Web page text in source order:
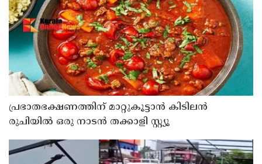
പ്രഭാതഭക്ഷണത്തിന് മാറ്റുകൂട്ടാൻ കിടിലൻ
രുചിയിൽ ഒരു നാടൻ തക്കാളി സ്റ്റ്യൂ